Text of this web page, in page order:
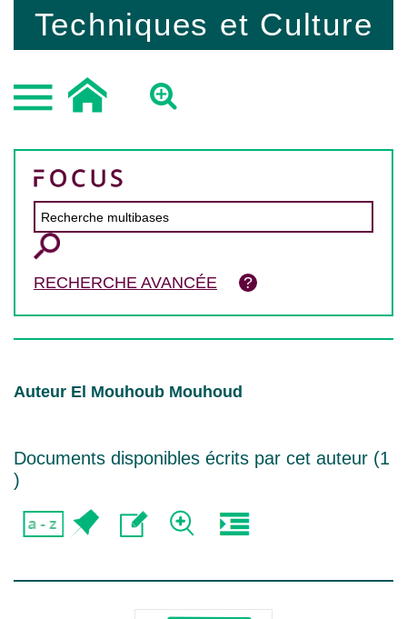
Techniques et Culture
RECHERCHE AVANCÉE
Auteur El Mouhoub Mouhoud
Documents disponibles écrits par cet auteur (1
)